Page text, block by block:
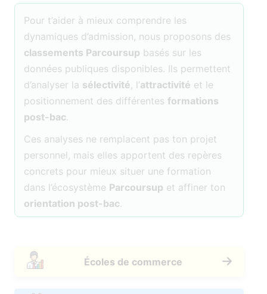
Pour t’aider à mieux comprendre les
dynamiques d’admission, nous proposons des
classements Parcoursup basés sur les
données publiques disponibles. Ils permettent
d’analyser la sélectivité, l’attractivité et le
positionnement des différentes formations
post-bac.
Ces analyses ne remplacent pas ton projet
personnel, mais elles apportent des repères
concrets pour mieux situer une formation
dans l’écosystème Parcoursup et affiner ton
orientation post-bac.
Écoles de commerce